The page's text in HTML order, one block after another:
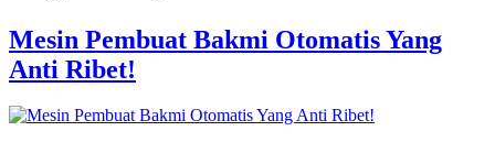
Mesin Pembuat Bakmi Otomatis Yang
Anti Ribet!